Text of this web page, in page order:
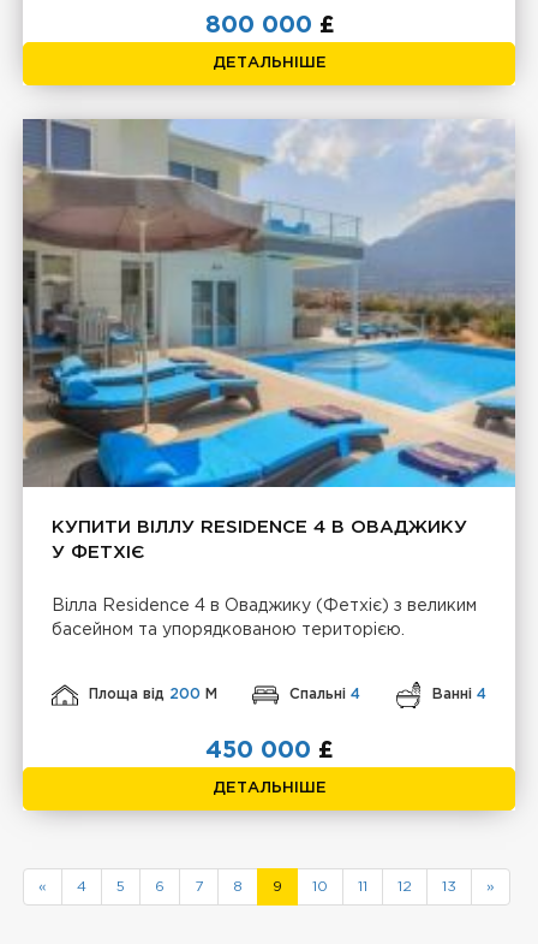
800 000 £
ДЕТАЛЬНІШЕ
КУПИТИ ВІЛЛУ RESIDENCE 4 В ОВАДЖИКУ
У ФЕТХІЄ
Вілла Residence 4 в Оваджику (Фетхіє) з великим
басейном та упорядкованою територією.
Площа від 200 М Спальні 4 Ванні 4
450 000 £
ДЕТАЛЬНІШЕ
« 4 5 6 7 8 9 10 11 12 13 »